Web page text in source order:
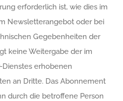
erforderlich ist, wie dies im
Newsletterangebot oder bei
Gegebenheiten der
keine Weitergabe der im
erhobenen
an Dritte. Das Abonnement
durch die betroffene Person